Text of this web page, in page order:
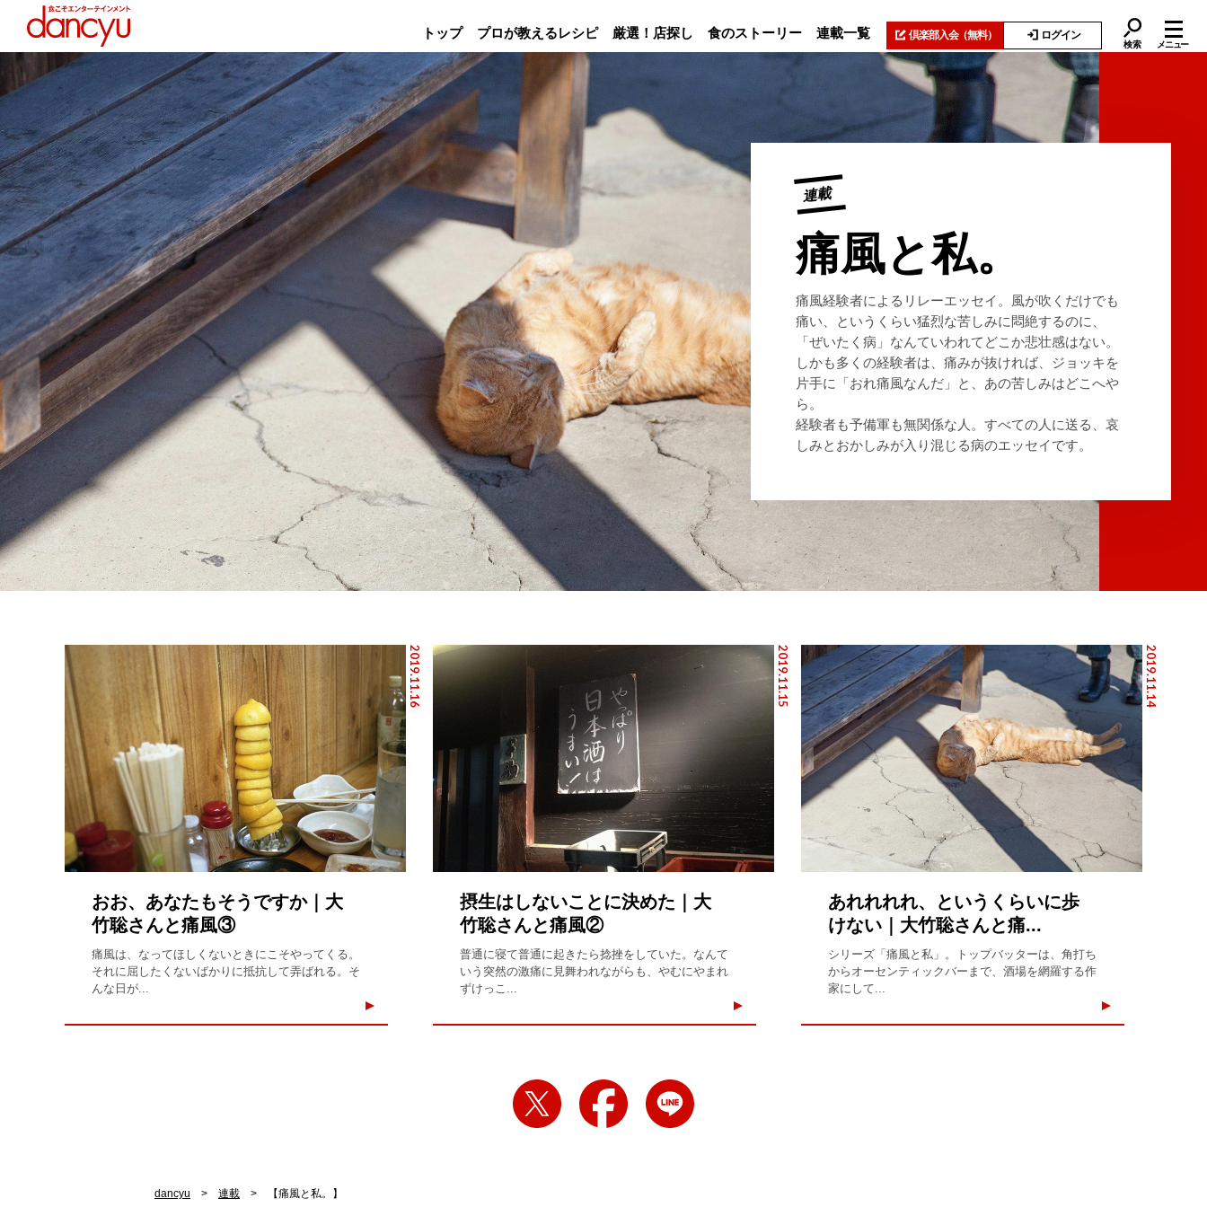
トップ プロが教えるレシピ 厳選！店探し 食のストーリー 連載一覧 倶楽部入会（無料） ログイン
検索 メニュー
連載
痛風と私。
痛風経験者によるリレーエッセイ。風が吹くだけでも
痛い、というくらい猛烈な苦しみに悶絶するのに、
「ぜいたく病」なんていわれてどこか悲壮感はない。
しかも多くの経験者は、痛みが抜ければ、ジョッキを
片手に「おれ痛風なんだ」と、あの苦しみはどこへや
ら。
経験者も予備軍も無関係な人。すべての人に送る、哀
しみとおかしみが入り混じる病のエッセイです。
2019.11.16
おお、あなたもそうですか｜大
竹聡さんと痛風③
痛風は、なってほしくないときにこそやってくる。
それに屈したくないばかりに抵抗して弄ばれる。そ
んな日が...
2019.11.15
摂生はしないことに決めた｜大
竹聡さんと痛風②
普通に寝て普通に起きたら捻挫をしていた。なんて
いう突然の激痛に見舞われながらも、やむにやまれ
ずけっこ...
2019.11.14
あれれれれ、というくらいに歩
けない｜大竹聡さんと痛...
シリーズ「痛風と私」。トップバッターは、角打ち
からオーセンティックバーまで、酒場を網羅する作
家にして...
dancyu 連載 【痛風と私。】